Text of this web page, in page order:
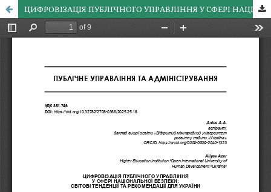
ЦИФРОВІЗАЦІЯ ПУБЛІЧНОГО УПРАВЛІННЯ У СФЕРІ НАЦІОНАЛЬНОЇ БЕЗПЕКИ: СВІТОВІ ТЕНДЕНЦІЇ ТА РЕКОМЕНДАЦІЇ ДЛЯ УКРАЇНИ